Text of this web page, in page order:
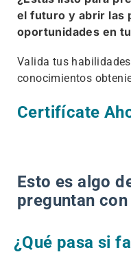
el futuro y abrir las
oportunidades en
Valida tus
conocimientos
Certifícate
Esto es algo
preguntan
¿Qué pasa si